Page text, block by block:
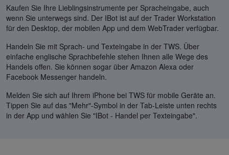
Kaufen Sie Ihre Lieblingsinstrumente per Spracheingabe, auch
wenn Sie unterwegs sind. Der IBot ist auf der Trader Workstation
für den Desktop, der mobilen App und dem WebTrader verfügbar.
Handeln Sie mit Sprach- und Texteingabe in der TWS. Über
einfache englische Sprachbefehle stehen Ihnen alle Wege des
Handels offen. Sie können sogar über Amazon Alexa oder
Facebook Messenger handeln.
Melden Sie sich auf Ihrem iPhone bei TWS für mobile Geräte an.
Tippen Sie auf das "Mehr"-Symbol in der Tab-Leiste unten rechts
in der App und wählen Sie "IBot - Handel per Texteingabe".